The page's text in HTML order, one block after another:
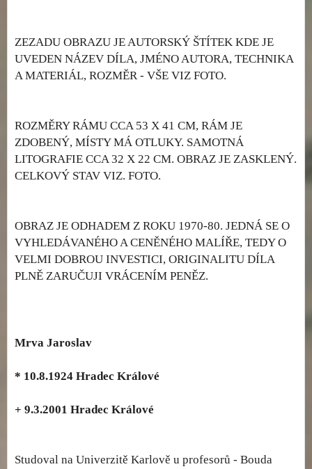
ZEZADU OBRAZU JE AUTORSKÝ ŠTÍTEK KDE JE
UVEDEN NÁZEV DÍLA, JMÉNO AUTORA, TECHNIKA
A MATERIÁL, ROZMĚR - VŠE VIZ FOTO.
ROZMĚRY RÁMU CCA 53 X 41 CM, RÁM JE
ZDOBENÝ, MÍSTY MÁ OTLUKY. SAMOTNÁ
LITOGRAFIE CCA 32 X 22 CM. OBRAZ JE ZASKLENÝ.
CELKOVÝ STAV VIZ. FOTO.
OBRAZ JE ODHADEM Z ROKU 1970-80. JEDNÁ SE O
VYHLEDÁVANÉHO A CENĚNÉHO MALÍŘE, TEDY O
VELMI DOBROU INVESTICI, ORIGINALITU DÍLA
PLNĚ ZARUČUJI VRÁCENÍM PENĚZ.
Mrva Jaroslav
* 10.8.1924 Hradec Králové
+ 9.3.2001 Hradec Králové
Studoval na Univerzitě Karlově u profesorů - Bouda